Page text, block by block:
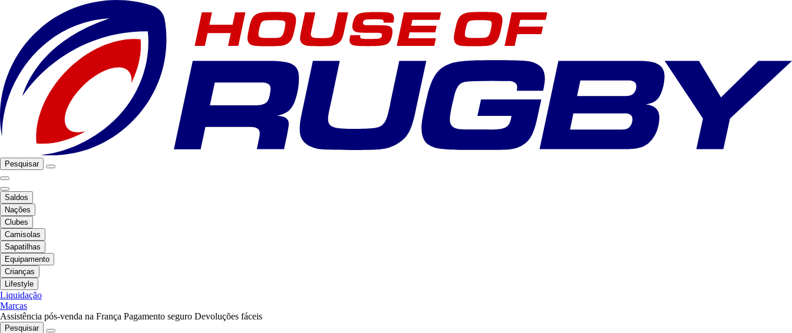
Pesquisar
Saldos
Nações
Clubes
Camisolas
Sapatilhas
Equipamento
Crianças
Lifestyle
Liquidação
Marcas
Assistência pós-venda na França Pagamento seguro Devoluções fáceis
Pesquisar